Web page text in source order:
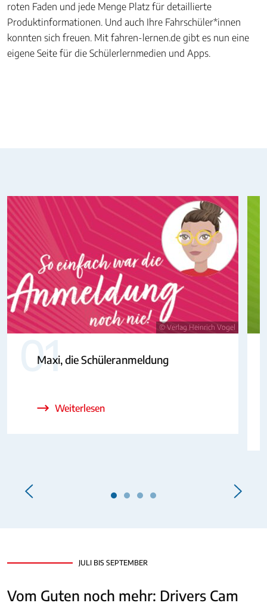
roten Faden und jede Menge Platz für detaillierte
Produktinformationen. Und auch Ihre Fahrschüler*innen
konnten sich freuen. Mit fahren-lernen.de gibt es nun eine
eigene Seite für die Schülerlernmedien und Apps.
© Verlag Heinrich Vogel
Maxi, die Schüleranmeldung
01
Weiterlesen
JULI BIS SEPTEMBER
Vom Guten noch mehr: Drivers Cam